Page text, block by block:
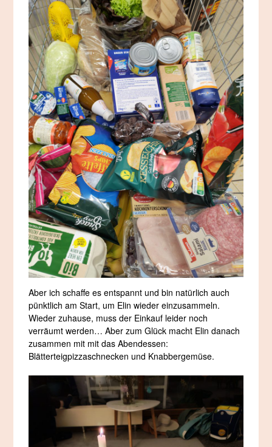
Aber ich schaffe es entspannt und bin natürlich auch
pünktlich am Start, um Elin wieder einzusammeln.
Wieder zuhause, muss der Einkauf leider noch
verräumt werden… Aber zum Glück macht Elin danach
zusammen mit mit das Abendessen:
Blätterteigpizzaschnecken und Knabbergemüse.